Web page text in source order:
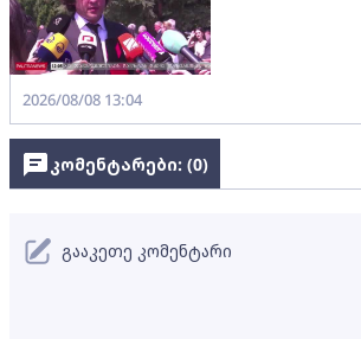
2026/08/08 13:04
კომენტარები: (0)
გააკეთე კომენტარი